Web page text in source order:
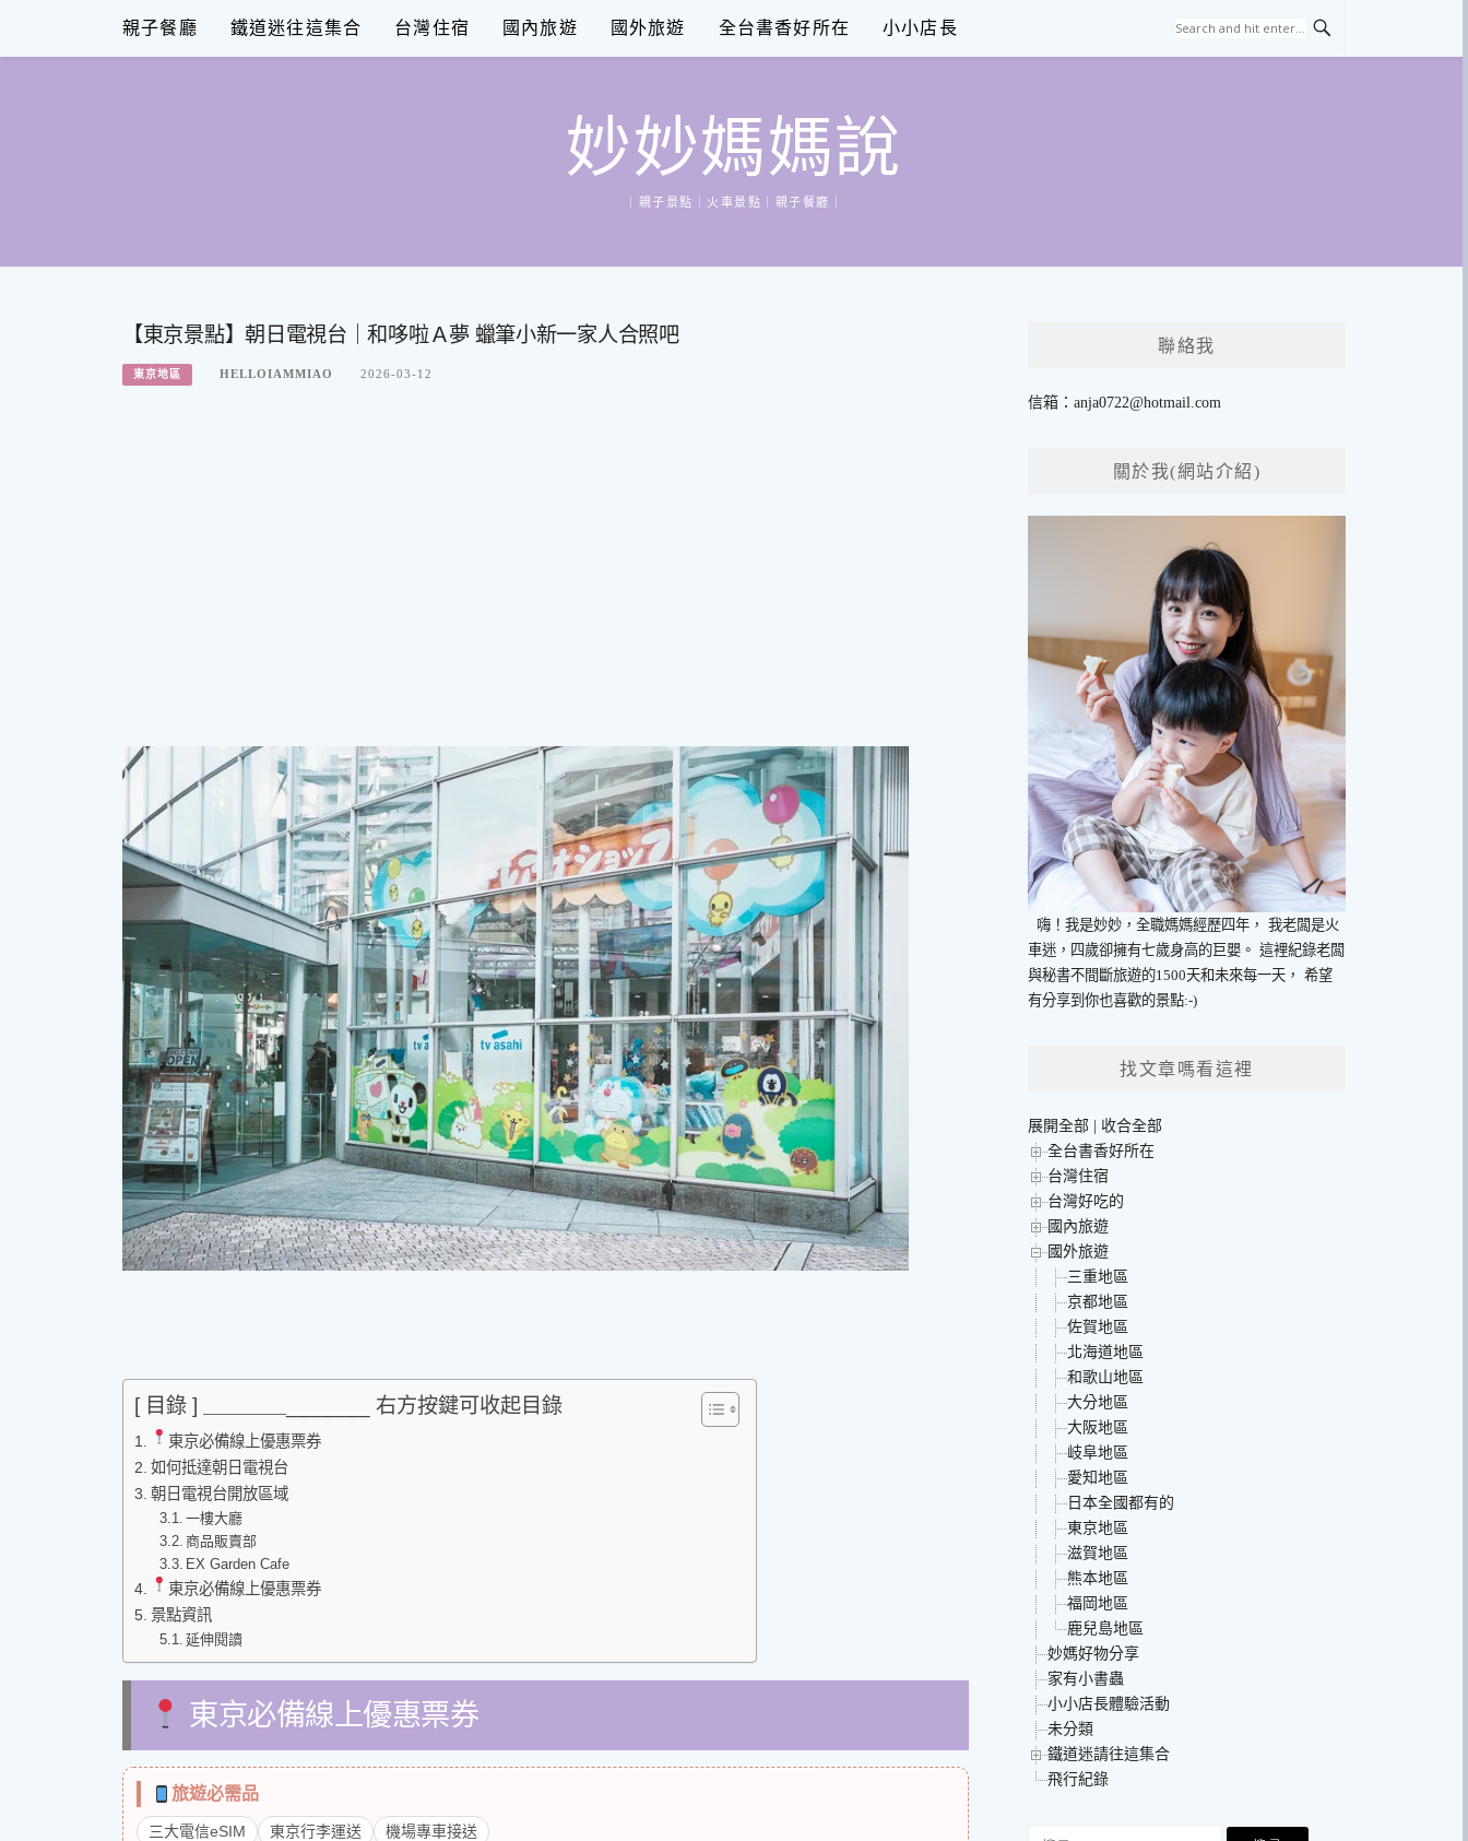
content
親子餐廳 鐵道迷往這集合 台灣住宿 國內旅遊 國外旅遊 全台書香好所在 小小店長
妙妙媽媽說
｜親子景點｜火車景點｜親子餐廳｜
【東京景點】朝日電視台｜和哆啦Ａ夢 蠟筆小新一家人合照吧
東京地區 HELLOIAMMIAO 2026-03-12
[ 目錄 ] ＿＿＿＿_______ 右方按鍵可收起目錄
東京必備線上優惠票券
如何抵達朝日電視台
朝日電視台開放區域
一樓大廳
商品販賣部
EX Garden Cafe
東京必備線上優惠票券
景點資訊
延伸閱讀
東京必備線上優惠票券
旅遊必需品
三大電信eSIM 東京行李運送 機場專車接送
聯絡我
信箱：anja0722@hotmail.com
關於我(網站介紹)
嗨！我是妙妙，全職媽媽經歷四年，
我老闆是火
車迷，四歲卻擁有七歲身高的巨嬰。 這裡紀錄老闆
與秘書不間斷旅遊的1500天和未來每一天，
希望
有分享到你也喜歡的景點:-)
找文章嗎看這裡
展開全部
收合全部
全台書香好所在
台灣住宿
台灣好吃的
國內旅遊
國外旅遊
三重地區
京都地區
佐賀地區
北海道地區
和歌山地區
大分地區
大阪地區
岐阜地區
愛知地區
日本全國都有的
東京地區
滋賀地區
熊本地區
福岡地區
鹿兒島地區
妙媽好物分享
家有小書蟲
小小店長體驗活動
未分類
鐵道迷請往這集合
飛行紀錄